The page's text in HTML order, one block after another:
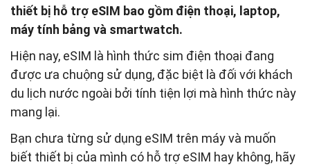
thiết bị hỗ trợ eSIM bao gồm điện thoại, laptop,
máy tính bảng và smartwatch.
Hiện nay, eSIM là hình thức sim điện thoại đang
được ưa chuộng sử dụng, đặc biệt là đối với khách
du lịch nước ngoài bởi tính tiện lợi mà hình thức này
mang lại.
Bạn chưa từng sử dụng eSIM trên máy và muốn
biết thiết bị của mình có hỗ trợ eSIM hay không, hãy